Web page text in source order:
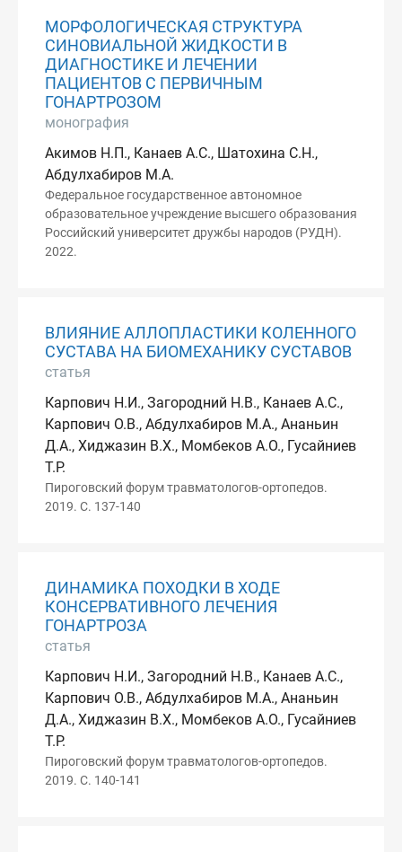
МОРФОЛОГИЧЕСКАЯ СТРУКТУРА
СИНОВИАЛЬНОЙ ЖИДКОСТИ В
ДИАГНОСТИКЕ И ЛЕЧЕНИИ
ПАЦИЕНТОВ С ПЕРВИЧНЫМ
ГОНАРТРОЗОМ
монография
Акимов Н.П., Канаев А.С., Шатохина С.Н.,
Абдулхабиров М.А.
Федеральное государственное автономное
образовательное учреждение высшего образования
Российский университет дружбы народов (РУДН).
2022.
ВЛИЯНИЕ АЛЛОПЛАСТИКИ КОЛЕННОГО
СУСТАВА НА БИОМЕХАНИКУ СУСТАВОВ
статья
Карпович Н.И., Загородний Н.В., Канаев А.С.,
Карпович О.В., Абдулхабиров М.А., Ананьин
Д.А., Хиджазин В.Х., Момбеков А.О., Гусайниев
Т.Р.
Пироговский форум травматологов-ортопедов.
2019. С. 137-140
ДИНАМИКА ПОХОДКИ В ХОДЕ
КОНСЕРВАТИВНОГО ЛЕЧЕНИЯ
ГОНАРТРОЗА
статья
Карпович Н.И., Загородний Н.В., Канаев А.С.,
Карпович О.В., Абдулхабиров М.А., Ананьин
Д.А., Хиджазин В.Х., Момбеков А.О., Гусайниев
Т.Р.
Пироговский форум травматологов-ортопедов.
2019. С. 140-141